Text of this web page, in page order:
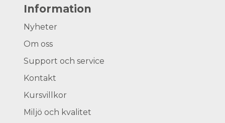
Information
Nyheter
Om oss
Support och service
Kontakt
Kursvillkor
Miljö och kvalitet